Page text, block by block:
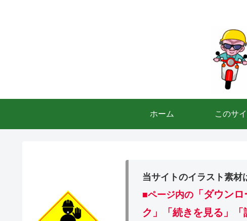
商
ホーム このサ
当サイトのイラスト素材
■ページ内の 「ダウンロ
ク」「続きを見る」